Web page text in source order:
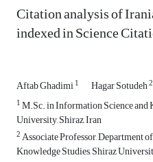
Citation analysis of
indexed in Science
Aftab Ghadimi1 Hagar Sotudeh2
1M.Sc. in Information Science and
University, Shiraz, Iran
2Associate Professor, Department
Knowledge Studies, Shiraz